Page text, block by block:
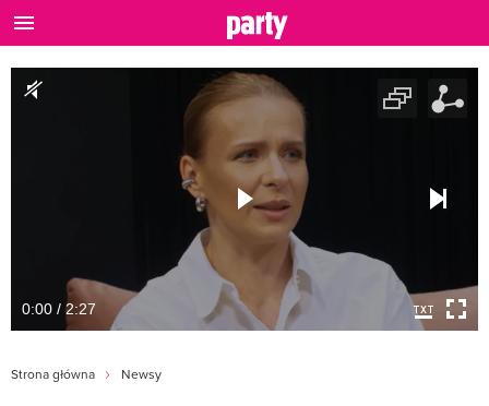
0:00 / 2:27
Strona główna Newsy